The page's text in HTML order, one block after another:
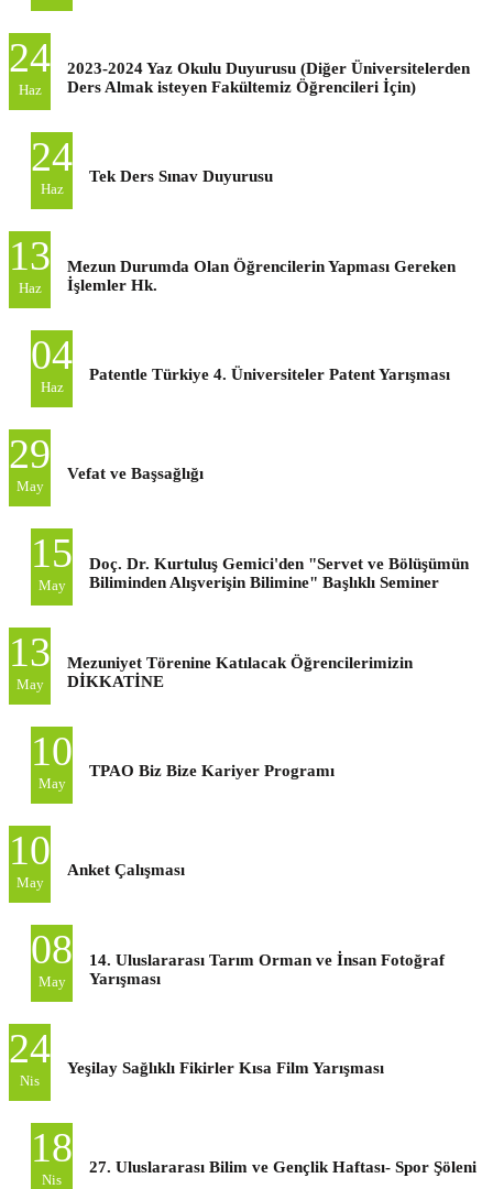
24
Haz
2023-2024 Yaz Okulu Duyurusu (Diğer Üniversitelerden
Ders Almak isteyen Fakültemiz Öğrencileri İçin)
24
Haz
Tek Ders Sınav Duyurusu
13
Haz
Mezun Durumda Olan Öğrencilerin Yapması Gereken
İşlemler Hk.
04
Haz
Patentle Türkiye 4. Üniversiteler Patent Yarışması
29
May
Vefat ve Başsağlığı
15
May
Doç. Dr. Kurtuluş Gemici'den "Servet ve Bölüşümün
Biliminden Alışverişin Bilimine" Başlıklı Seminer
13
May
Mezuniyet Törenine Katılacak Öğrencilerimizin
DİKKATİNE
10
May
TPAO Biz Bize Kariyer Programı
10
May
Anket Çalışması
08
May
14. Uluslararası Tarım Orman ve İnsan Fotoğraf
Yarışması
24
Nis
Yeşilay Sağlıklı Fikirler Kısa Film Yarışması
18
Nis
27. Uluslararası Bilim ve Gençlik Haftası- Spor Şöleni